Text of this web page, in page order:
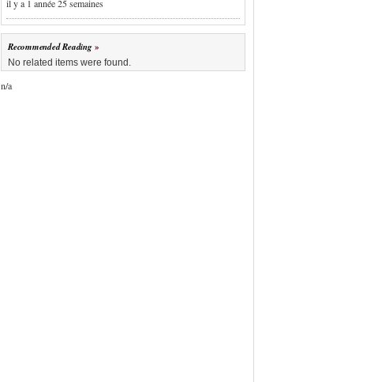
il y a 1 année 25 semaines
Recommended Reading
No related items were found.
n/a